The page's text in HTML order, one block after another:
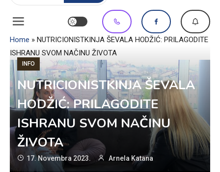
Home » NUTRICIONISTKINJA ŠEVALA HODŽIĆ: PRILAGODITE
ISHRANU SVOM NAČINU ŽIVOTA
INFO
NUTRICIONISTKINJA ŠEVALA
HODŽIĆ: PRILAGODITE
ISHRANU SVOM NAČINU
ŽIVOTA
17. Novembra 2023. Arnela Katana